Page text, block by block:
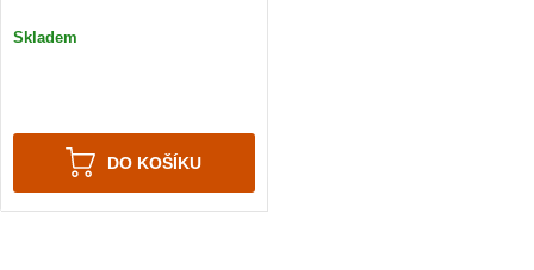
Skladem
DO KOŠÍKU